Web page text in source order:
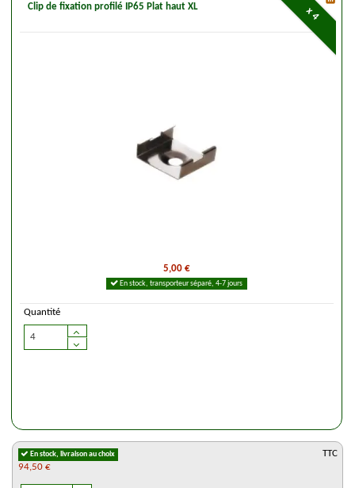
x 4
Clip de fixation profilé IP65 Plat haut XL
5,00 €
En stock, transporteur séparé, 4-7 jours
Quantité
En stock, livraison au choix
94,50 €
TTC